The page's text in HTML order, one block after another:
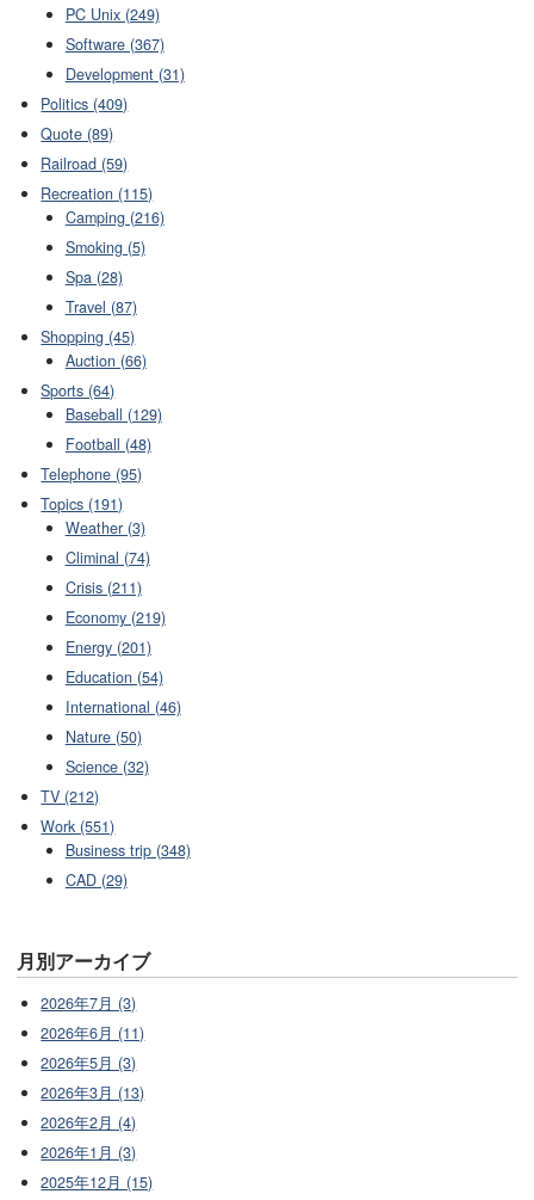
PC Unix (249)
Software (367)
Development (31)
Politics (409)
Quote (89)
Railroad (59)
Recreation (115)
Camping (216)
Smoking (5)
Spa (28)
Travel (87)
Shopping (45)
Auction (66)
Sports (64)
Baseball (129)
Football (48)
Telephone (95)
Topics (191)
Weather (3)
Climinal (74)
Crisis (211)
Economy (219)
Energy (201)
Education (54)
International (46)
Nature (50)
Science (32)
TV (212)
Work (551)
Business trip (348)
CAD (29)
月別アーカイブ
2026年7月 (3)
2026年6月 (11)
2026年5月 (3)
2026年3月 (13)
2026年2月 (4)
2026年1月 (3)
2025年12月 (15)